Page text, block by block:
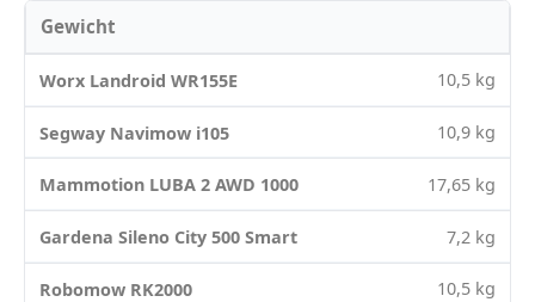
Gewicht
10,5 kg
10,9 kg
17,65 kg
7,2 kg
10,5 kg